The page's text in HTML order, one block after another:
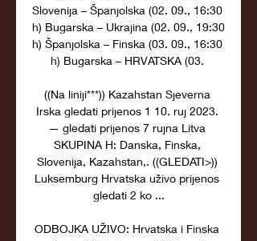
Slovenija – Španjolska (02. 09., 16:30
h) Bugarska – Ukrajina (02. 09., 19:30
h) Španjolska – Finska (03. 09., 16:30
h) Bugarska – HRVATSKA (03.
((Na liniji***)) Kazahstan Sjeverna
Irska gledati prijenos 1 10. ruj 2023.
— gledati prijenos 7 rujna Litva
SKUPINA H: Danska, Finska,
Slovenija, Kazahstan,. ((GLEDATI>))
Luksemburg Hrvatska uživo prijenos
gledati 2 ko ...
ODBOJKA UŽIVO: Hrvatska i Finska